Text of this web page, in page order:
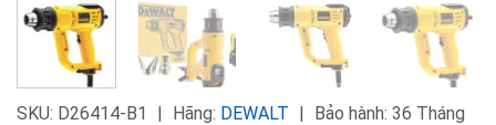
SKU: D26414-B1 Hãng: DEWALT Bảo hành: 36 Tháng